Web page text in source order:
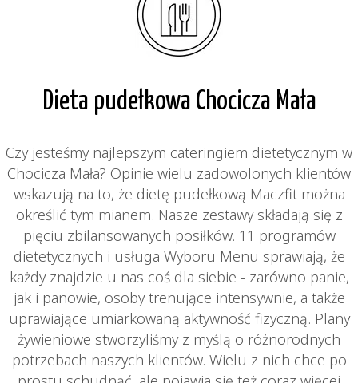
Dieta pudełkowa Chocicza Mała
Czy jesteśmy najlepszym cateringiem dietetycznym w
Chocicza Mała? Opinie wielu zadowolonych klientów
wskazują na to, że dietę pudełkową Maczfit można
określić tym mianem. Nasze zestawy składają się z
pięciu zbilansowanych posiłków. 11 programów
dietetycznych i usługa Wyboru Menu sprawiają, że
każdy znajdzie u nas coś dla siebie - zarówno panie,
jak i panowie, osoby trenujące intensywnie, a także
uprawiające umiarkowaną aktywność fizyczną. Plany
żywieniowe stworzyliśmy z myślą o różnorodnych
potrzebach naszych klientów. Wielu z nich chce po